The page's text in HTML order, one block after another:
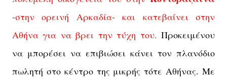
-στην ορεινή Αρκαδία- και κατεβαίνει στην
Αθήνα για να βρει την τύχη του. Προκειμένου
να μπορέσει να επιβιώσει κάνει τον πλανόδιο
πωλητή στο κέντρο της μικρής τότε Αθήνας. Με